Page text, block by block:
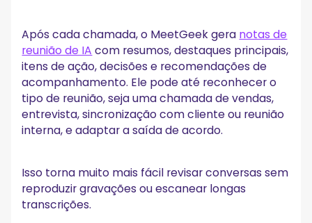
Após cada chamada, o MeetGeek gera notas de
reunião de IA com resumos, destaques principais,
itens de ação, decisões e recomendações de
acompanhamento. Ele pode até reconhecer o
tipo de reunião, seja uma chamada de vendas,
entrevista, sincronização com cliente ou reunião
interna, e adaptar a saída de acordo.
Isso torna muito mais fácil revisar conversas sem
reproduzir gravações ou escanear longas
transcrições.